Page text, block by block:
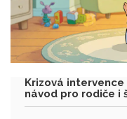
Krizová
návod pro rodiče i